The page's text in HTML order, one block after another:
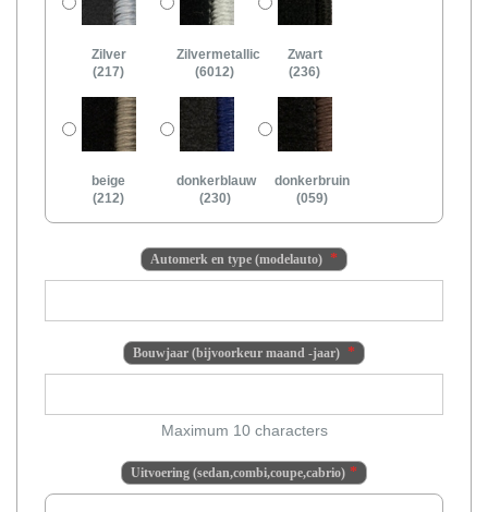
Zilver
(217)
Zilvermetallic
(6012)
Zwart
(236)
beige
(212)
donkerblauw
(230)
donkerbruin
(059)
Automerk en type (modelauto)
Bouwjaar (bijvoorkeur maand -jaar)
Maximum 10 characters
Uitvoering (sedan,combi,coupe,cabrio)